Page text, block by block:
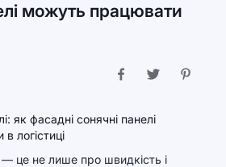
можуть працювати
— це не лише про швидкість і